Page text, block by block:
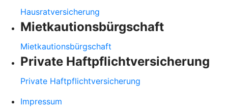
Hausratversicherung
Mietkautionsbürgschaft
Mietkautionsbürgschaft
Private Haftpflichtversicherung
Private Haftpflichtversicherung
Impressum